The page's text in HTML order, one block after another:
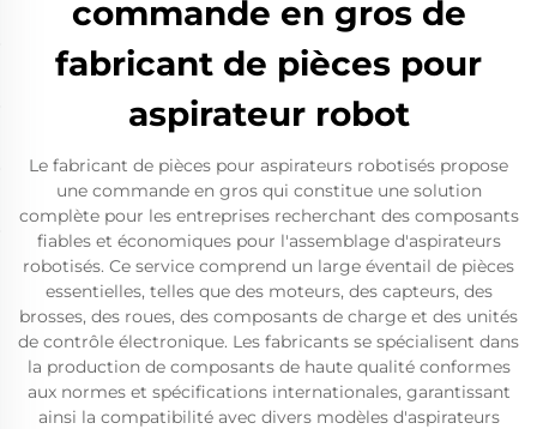
commande en gros de
fabricant de pièces pour
aspirateur robot
Le fabricant de pièces pour aspirateurs robotisés propose
une commande en gros qui constitue une solution
complète pour les entreprises recherchant des composants
fiables et économiques pour l'assemblage d'aspirateurs
robotisés. Ce service comprend un large éventail de pièces
essentielles, telles que des moteurs, des capteurs, des
brosses, des roues, des composants de charge et des unités
de contrôle électronique. Les fabricants se spécialisent dans
la production de composants de haute qualité conformes
aux normes et spécifications internationales, garantissant
ainsi la compatibilité avec divers modèles d'aspirateurs